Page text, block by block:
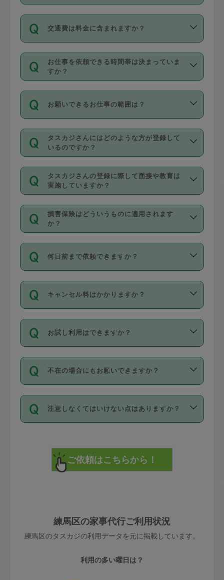
がっていく仕組みになっています。
Diners Club）のみとなります。
を行う際にご入力ください。プロフィー
ル登録時にはご入力いただかなくても大
丈夫です。
デビットカード・プリペイドカード（Vプ
リカ、au WALLETなど）は支払にはご利
銀行振込や現金払いも対応していませ
なお、タスカジさんの交通費も、依頼料
金のご請求と合わせてお支払いとなりま
動計算で表示されます。
依頼には「スポット」と「定期（毎週｜
隔週）」があり、「定期」の依頼は「ス
ポット」よりお得な料金でご利用できま
す。
定期の最低利用回数は設けていない代わ
りに、一定数を超えたキャンセルは有償
（例：毎週定期の場合は３回以上のキャ
ンセルが有償（1200円、隔週定期の場合
は２回以上のキャンセルが有償（1200
交通費は料金に含まれますか？
交通費は依頼料金とは別途発生し、依頼
料金のご請求と合わせてお支払いとなり
ます。交通費の金額は「依頼の詳細」に
お仕事を依頼できる時間帯は決まっていま
すか？
時間帯は3種類あります。いずれも１回あ
たり３時間です。
・ＡＭ ９時～１２時
・ＰＭ １３時～１６時
・夜 １８時～２１時
開始時間を２時間前後変更することが可
能です。依頼送信後、個別にタスカジさ
んにメッセージを送り調整してくださ
い。ただし、２時間を越えての調整はで
時間も被らない場合、損害保険の対象外
お願いできるお仕事の範囲は？
掃除、整理収納、洗濯、買い物、料理、
作り置きです。タスカジさんによってで
きる仕事の範囲が異なりますので、依頼
する前にタスカジさんのプロフィールで
確認してください。
基本的に、高所での作業や危険作業、屋
外での作業は対象外です。
タスカジさんにはどのような方が登録して
いるのですか？
主婦として長年の家事経験をお持ちの
方、栄養士・調理師といった資格者で保
育園や学校の給食やレストランで料理関
係の専門職に従事されていた方、日本で
すでにハウスキーパーや英語の先生とし
てお仕事をしているフィリピン出身の
社員など様々なバックグラウンドの方が
登録しています。
日本語も話せる方など様々です。
ールに記載していますので、各自の得意
を依頼してください。
タスカジさんの登録に際して面接や教育は
実施していますか？
応募の際に、各自事務局との面接と説明
を行っています。その後、身分証明書の
写真提出をしていただいています。外国
確認しています。タスカジさんトレーニ
ング動画を使ったセルフトレーニングの
現場トライアルを受け、合格したタスカ
ジさんが活動されています。
※テストセンターの講評は１件目のレビュ
参考
【詳細】タスカジさんの登録に際
損害保険はどういうものに適用されます
か？
依頼者とタスカジさんとの間でタスカジ
を通して成立した作業時間内での作業に
適用されます。作業範囲は、掃除、洗
です。作業中に物を壊したり、人にけが
をさせたりした場合が対象で、補償金額
す。
写真を撮り、
詳細FAQ：
損害賠償保険について教えて
何日前まで依頼できますか？
ご依頼は、現在を起点に3日後（72時間
以降）の日時から受付可能となっていま
す。
タスカジさんへ「募集」をかけることが
可能です。
キャンセル料はかかりますか？
キャンセル料には、以下の2種類がありま
す。
1. 直前キャンセル（定期、スポット契約
共通）
72時間を超える※と、以下のキャンセル
料が発生します。
直前キャンセル料：
72時間前〜24時間前＝依頼料金の50%
依頼者不在による当日キャンセル＝依頼
金額の100%＋交通費全額
※例：依頼日時／土曜日午前9時開始の場
お試し利用はできますか？
「お試し利用」というメニューはありま
せんが、「一回のみ」依頼を活用するこ
とによって、気に入ったタスカジさんを
まず、条件の合う気になるタスカジさ
みてください。
その後、一番気に入ったタスカジさんに
不在の場合にもお願いできますか？
不在の場合の作業はタスカジさんの同意
が必要です。数回の依頼ののち、タスカ
ジさんと依頼者の間で十分な信頼関係が
てください。
不在時に部屋に入るためにタスカジさん
きた場合は損害保険の対象外となるので
ご注意ください。
注意しなくてはいけない点はありますか？
で、必ず鍵のかかるロッカーや金庫に入
れて依頼者の責任の元管理するよう心掛
けてください。
玉、など
あわせてこちらも参照ください：初めて
はありますか？
練馬区の家事代行ご利用状況
練馬区のタスカジの利用データを元に掲載しています。
利用の多い曜日は？